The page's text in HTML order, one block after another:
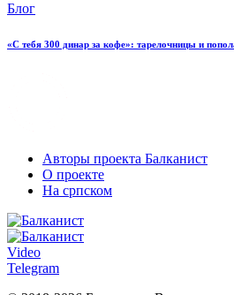
Блог
«С тебя 300 динар за кофе»: тарелочницы и
Авторы проекта Балканист
О проекте
На српском
Video
Telegram